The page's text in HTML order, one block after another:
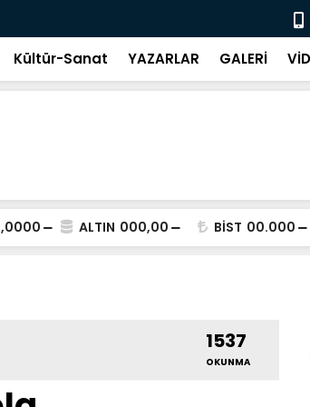
20 Saniye
Kültür-Sanat YAZARLAR GALERİ
ALTIN 000,00 BİST 00.000
1537
OKUNMA